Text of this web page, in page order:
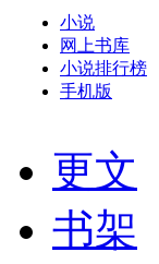
小说
网上书库
小说排行榜
手机版
更文
书架